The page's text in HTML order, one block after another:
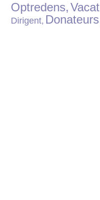
Optredens,
Dirigent,